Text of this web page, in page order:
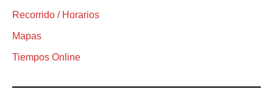
Recorrido / Horarios
Mapas
Tiempos Online